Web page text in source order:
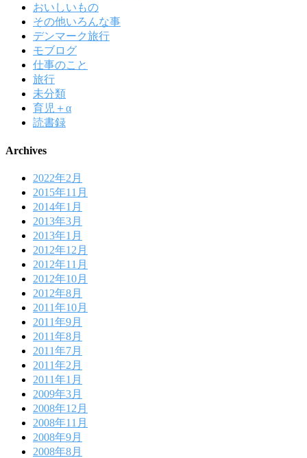
おいしいもの
その他いろんな事
デンマーク旅行
モブログ
仕事のこと
旅行
未分類
育児＋α
読書録
Archives
2022年2月
2015年11月
2014年1月
2013年3月
2013年1月
2012年12月
2012年11月
2012年10月
2012年8月
2011年10月
2011年9月
2011年8月
2011年7月
2011年2月
2011年1月
2009年3月
2008年12月
2008年11月
2008年9月
2008年8月